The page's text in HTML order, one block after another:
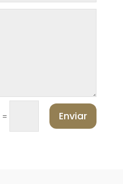
= Enviar